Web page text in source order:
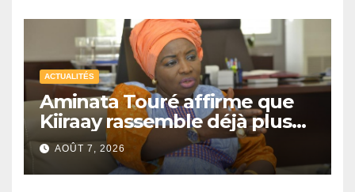
ACTUALITÉS
Aminata Touré affirme que
Kiiraay rassemble déjà plus
de la moitié des maires du
Sénégal
AOÛT 7, 2026